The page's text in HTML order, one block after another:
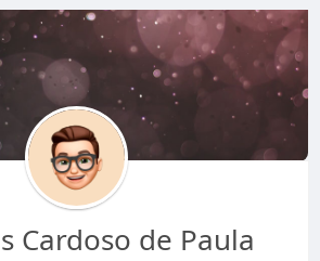
Cardoso de Paula